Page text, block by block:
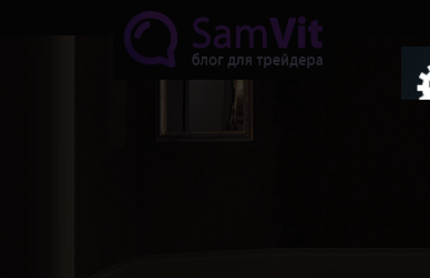
Перейти к основному содержанию